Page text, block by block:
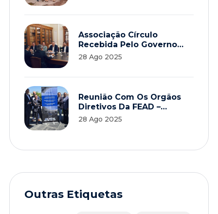
Associação Círculo
Recebida Pelo Governo
Para Debater A Economia
28 Ago 2025
Reunião Com Os Orgãos
Diretivos Da FEAD –
European Waste
28 Ago 2025
Outras Etiquetas